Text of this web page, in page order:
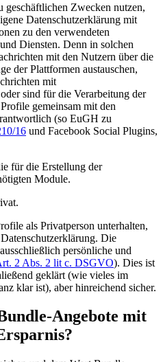
geschäftlichen Zwecken nutzen,
Datenschutzerklärung mit
zu den verwendeten
Diensten. Denn in solchen
mit den Nutzern über die
der Plattformen austauschen,
mit
sind für die Verarbeitung der
gemeinsam mit den
(so EuGH zu
16 und Facebook Social Plugins,
für die Erstellung der
Module.
als Privatperson unterhalten,
Die
persönliche und
2 Abs. 2 lit c. DSGVO). Dies ist
geklärt (wie vieles im
klar ist), aber hinreichend sicher.
Angebote mit